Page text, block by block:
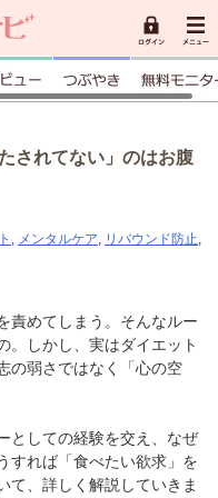
されてない」のはお腹
, メンタルケア, リバウンド防止,
責めてしまう。そんなルー
。しかし、実はダイエット
の弱さではなく「心の空
としての経験を交え、なぜ
すれば「食べたい欲求」を
て、詳しく解説していきま